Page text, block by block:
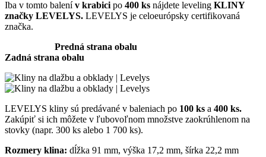
Iba v tomto balenív krabici po 400 ks nájdete leveling KLINY
značky LEVELYS. LEVELYS je celoeurópsky certifikovaná
značka.
Predná strana obalu
Zadná strana obalu
LEVELYS kliny sú predávané v baleniach po 100 ks a 400 ks.
Zakúpiť si ich môžete v ľubovoľnom množstve zaokrúhlenom na
stovky (napr. 300 ks alebo 1 700 ks).
Rozmery klina: dĺžka 91 mm, výška 17,2 mm, šírka 22,2 mm